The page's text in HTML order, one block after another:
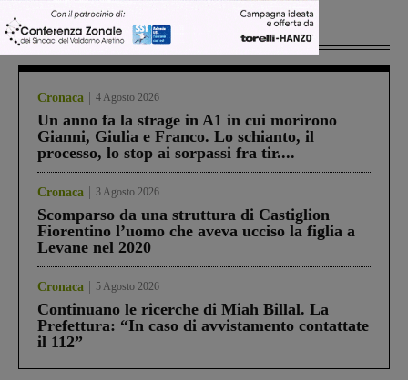
Più lette
Cronaca 4 Agosto 2026
Un anno fa la strage in A1 in cui morirono
Gianni, Giulia e Franco. Lo schianto, il
processo, lo stop ai sorpassi fra tir....
Cronaca 3 Agosto 2026
Scomparso da una struttura di Castiglion
Fiorentino l’uomo che aveva ucciso la figlia a
Levane nel 2020
Cronaca 5 Agosto 2026
Continuano le ricerche di Miah Billal. La
Prefettura: “In caso di avvistamento contattate
il 112”